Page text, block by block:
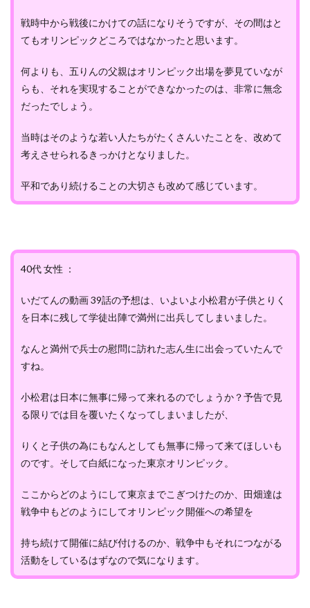
戦時中から戦後にかけての話になりそうですが、その間はと
てもオリンピックどころではなかったと思います。
何よりも、五りんの父親はオリンピック出場を夢見ていなが
らも、それを実現することができなかったのは、非常に無念
だったでしょう。
当時はそのような若い人たちがたくさんいたことを、改めて
考えさせられるきっかけとなりました。
平和であり続けることの大切さも改めて感じています。
40代 女性 ：
いだてんの動画 39話の予想は、いよいよ小松君が子供とりく
を日本に残して学徒出陣で満州に出兵してしまいました。
なんと満州で兵士の慰問に訪れた志ん生に出会っていたんで
すね。
小松君は日本に無事に帰って来れるのでしょうか？予告で見
る限りでは目を覆いたくなってしまいましたが、
りくと子供の為にもなんとしても無事に帰って来てほしいも
のです。そして白紙になった東京オリンピック。
ここからどのようにして東京までこぎつけたのか、田畑達は
戦争中もどのようにしてオリンピック開催への希望を
持ち続けて開催に結び付けるのか、戦争中もそれにつながる
活動をしているはずなので気になります。